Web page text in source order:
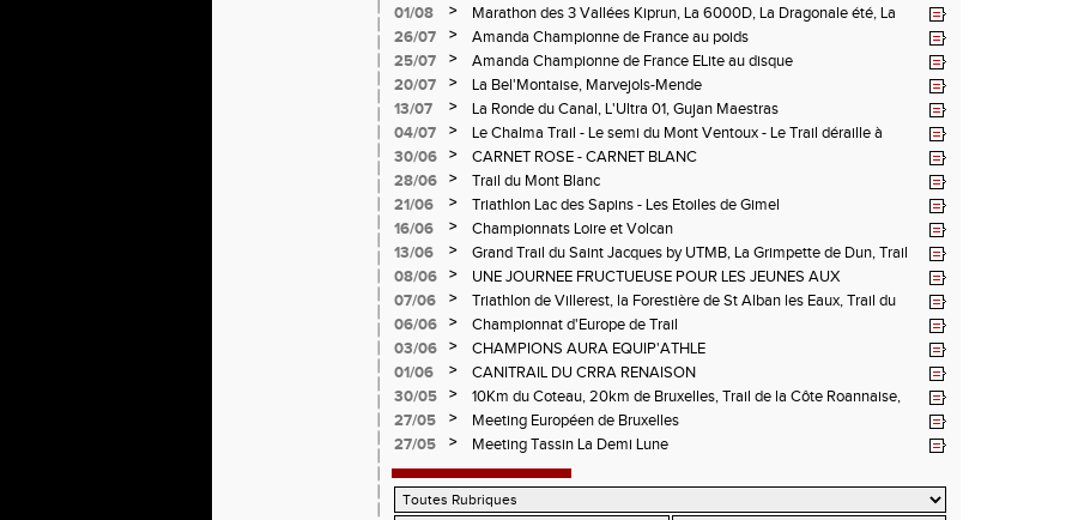
01/08
>
Marathon des 3 Vallées Kiprun, La 6000D, La Dragonale été, La
Verticale d'Orcières, St Augustin
26/07 >
Amanda Championne de France au poids
25/07
>
Amanda Championne de France ELite au disque
20/07
>
La Bel'Montaise, Marvejols-Mende
13/07
>
La Ronde du Canal, L'Ultra 01, Gujan Maestras
04/07
>
Le Chalma Trail - Le semi du Mont Ventoux - Le Trail déraille à
Cublize - Les Passerelles de Monteynard - Triathlon de Vichy - Trail
Pralognon La Vanoise
30/06 >
CARNET ROSE - CARNET BLANC
28/06
>
Trail du Mont Blanc
21/06
>
Triathlon Lac des Sapins - Les Etoiles de Gimel
16/06
>
Championnats Loire et Volcan
13/06
>
Grand Trail du Saint Jacques by UTMB, La Grimpette de Dun, Trail
d'Andrézieux-Bouthéon
08/06 >
UNE JOURNEE FRUCTUEUSE POUR LES JEUNES AUX
CHAMPIONNATS DE LA LOIRE A ANDREZIEUX
07/06 >
Triathlon de Villerest, la Forestière de St Alban les Eaux, Trail du
Circuit de la Sure, Tour du Pays Roannais FSGT
06/06 >
Championnat d'Europe de Trail
03/06
>
CHAMPIONS AURA EQUIP'ATHLE
01/06
>
CANITRAIL DU CRRA RENAISON
30/05
>
10Km du Coteau, 20km de Bruxelles, Trail de la Côte Roannaise,
Pilatrail
27/05 >
Meeting Européen de Bruxelles
27/05
> Meeting Tassin La Demi Lune